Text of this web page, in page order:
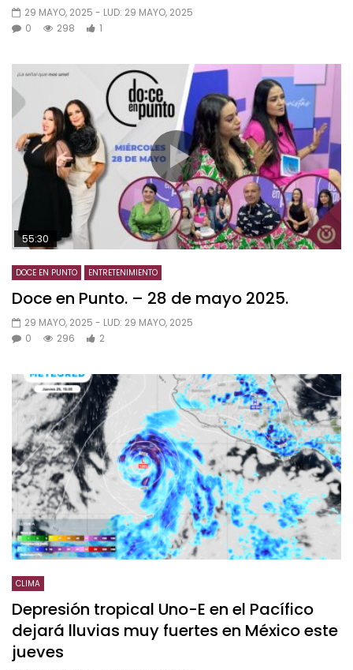
29 MAYO, 2025 - LUD: 29 MAYO, 2025
0
298 1
55:30
DOCE EN PUNTO ENTRETENIMIENTO
Doce en Punto. – 28 de mayo 2025.
29 MAYO, 2025 - LUD: 29 MAYO, 2025
0
296 2
CLIMA
Depresión tropical Uno-E en el Pacífico
dejará lluvias muy fuertes en México este
jueves